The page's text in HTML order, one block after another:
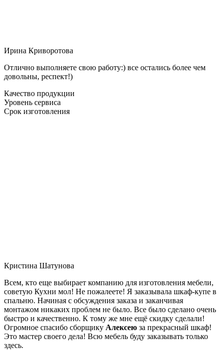
Ирина Криворотова
Отлично выполняете свою работу:) все остались более чем
довольны, респект!)
Качество продукции
Уровень сервиса
Срок изготовления
Кристина Шатунова
Всем, кто еще выбирает компанию для изготовления мебели,
советую Кухни мол! Не пожалеете! Я заказывала шкаф-купе в
спальню. Начиная с обсуждения заказа и заканчивая
монтажом никаких проблем не было. Все было сделано очень
быстро и качественно. К тому же мне ещё скидку сделали!
Огромное спасибо сборщику Алексею за прекрасный шкаф!
Это мастер своего дела! Всю мебель буду заказывать только
здесь.